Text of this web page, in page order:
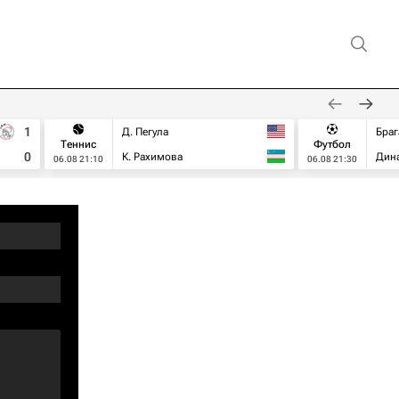
1
0
Теннис
06.08 21:10
Д. Пегула
К. Рахимова
Футбол
06.08 21:30